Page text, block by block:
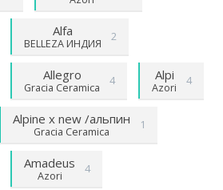
Alfa
BELLEZA ИНДИЯ
2
Allegro
Gracia Ceramica
4 Alpi
Azori
4
Alpine х new /альпин
Gracia Ceramica
1
Amadeus
Azori
4